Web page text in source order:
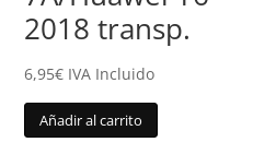
2018 transp.
6,95€ IVA Incluido
Añadir al carrito